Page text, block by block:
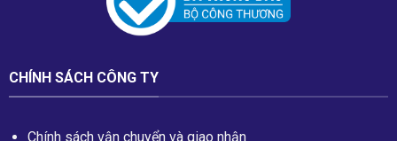
CHÍNH SÁCH CÔNG TY
Chính sách vận chuyển và giao nhận